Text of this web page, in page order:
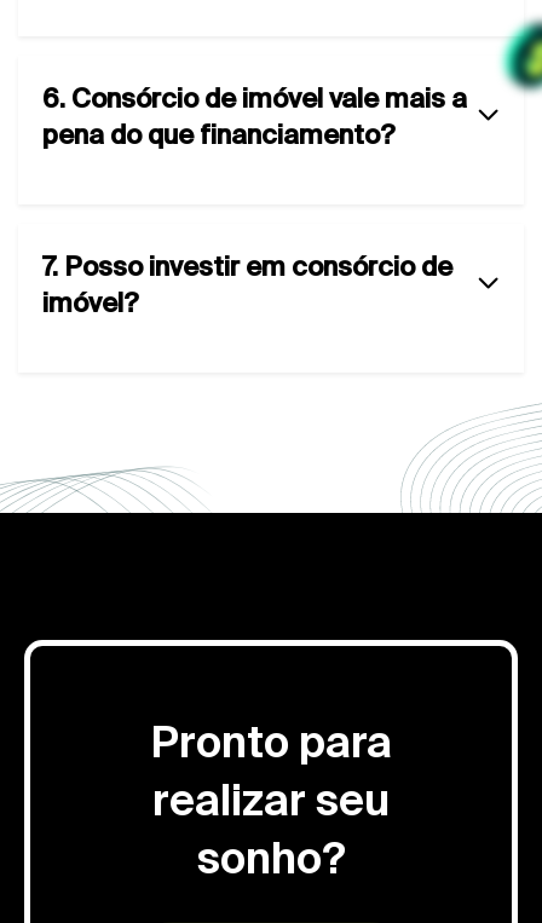
6. Consórcio de imóvel vale mais a
pena do que financiamento?
7. Posso investir em consórcio de
imóvel?
Pronto para
realizar seu
sonho?